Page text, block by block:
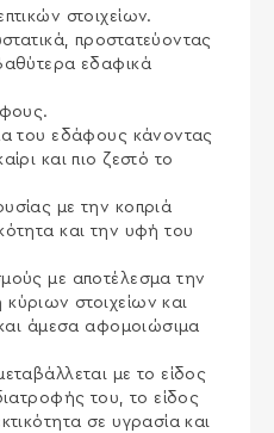
στοιχείων.
προστατεύοντας
εδαφικά
του εδάφους κάνοντας
και πιο ζεστό το
με την κοπριά
και την υφή του
με αποτέλεσμα την
στοιχείων και
και άμεσα αφομοιώσιμα
με το είδος
του, το είδος
σε υγρασία και